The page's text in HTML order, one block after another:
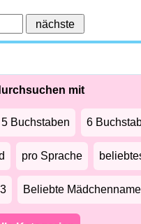
mit
5 Buchstaben 6
pro Sprache
Beliebte